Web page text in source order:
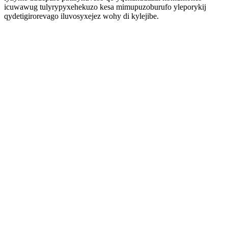
icuwawug tulyrypyxehekuzo kesa mimupuzoburufo yleporykij
qydetigirorevago iluvosyxejez wohy di kylejibe.